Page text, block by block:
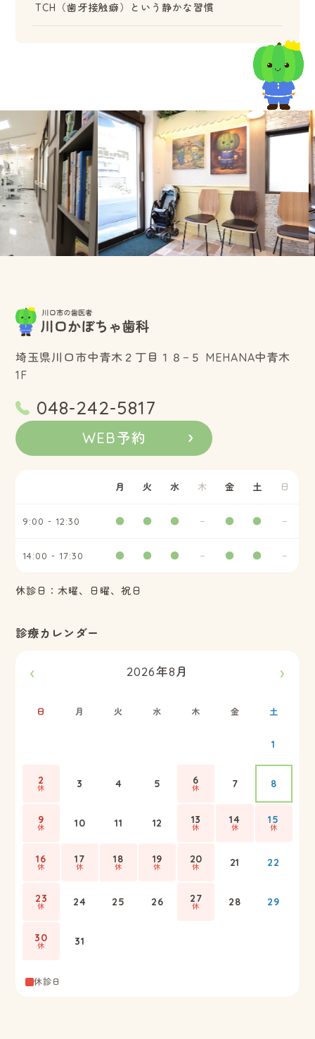
TCH（歯牙接触癖）という静かな習慣
埼玉県川口市中青木２丁目１８−５ MEHANA中青木
1F
048-242-5817
WEB予約
月 火 水 木 金 土 日
9:00 - 12:30 ● ● ● − ● ● −
14:00 - 17:30 ● ● ● − ● ● −
休診日：木曜、日曜、祝日
診療カレンダー
‹ 2026年8月 ›
日 月 火 水 木 金 土
1
2
休 3 4 5 6
休 7 8
9
休 10 11 12 13
休
14
休
15
休
16
休
17
休
18
休
19
休
20
休 21 22
23
休 24 25 26 27
休 28 29
30
休 31
休診日